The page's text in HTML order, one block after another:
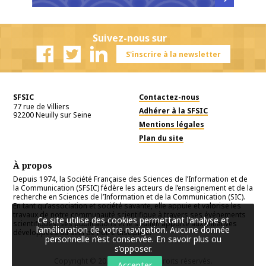
En
Suivez-nous sur
S'inscrire à la newsletter
SFSIC
77 rue de Villiers
92200Neuilly sur Seine
Contactez-nous
Adhérer à la SFSIC
Mentions légales
Plan du site
À propos
Depuis 1974, la Société Française des Sciences de l’Information et de
la Communication (SFSIC) fédère les acteurs de l’enseignement et de la
recherche en Sciences de l’Information et de la Communication (SIC).
En tant qu’association et société savante, elle appuie et valorise les
travaux de notre communauté scientifique à travers ses événements
scientifiques, ses publications et le soutien apporté aux initiatives
développées au sein de notre discipline.
SFSIC . Tous droits réservés.
Ce site utilise des cookies permettant l’analyse et
l’amélioration de votre navigation. Aucune donnée
personnelle n’est conservée. En savoir plus ou
s’opposer.